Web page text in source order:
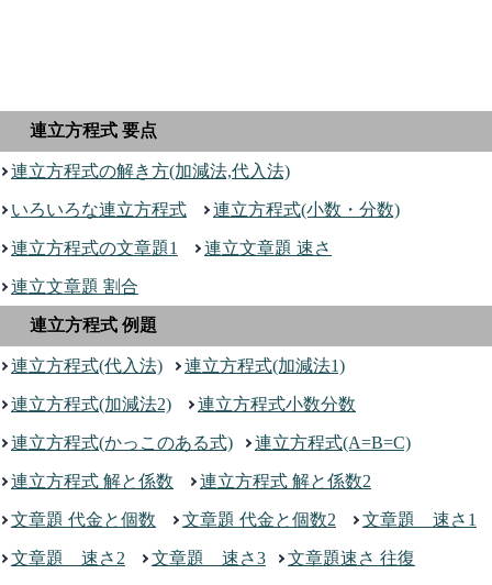
連立方程式 要点
連立方程式の解き方(加減法,代入法)
いろいろな連立方程式 連立方程式(小数・分数)
連立方程式の文章題1 連立文章題 速さ
連立文章題 割合
連立方程式 例題
連立方程式(代入法) 連立方程式(加減法1)
連立方程式(加減法2) 連立方程式小数分数
連立方程式(かっこのある式) 連立方程式(A=B=C)
連立方程式 解と係数 連立方程式 解と係数2
文章題 代金と個数 文章題 代金と個数2 文章題 速さ1
文章題 速さ2 文章題 速さ3 文章題速さ 往復